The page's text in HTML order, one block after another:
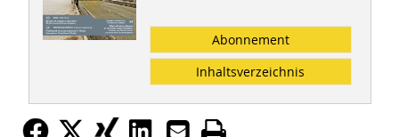
Abonnement
Inhaltsverzeichnis